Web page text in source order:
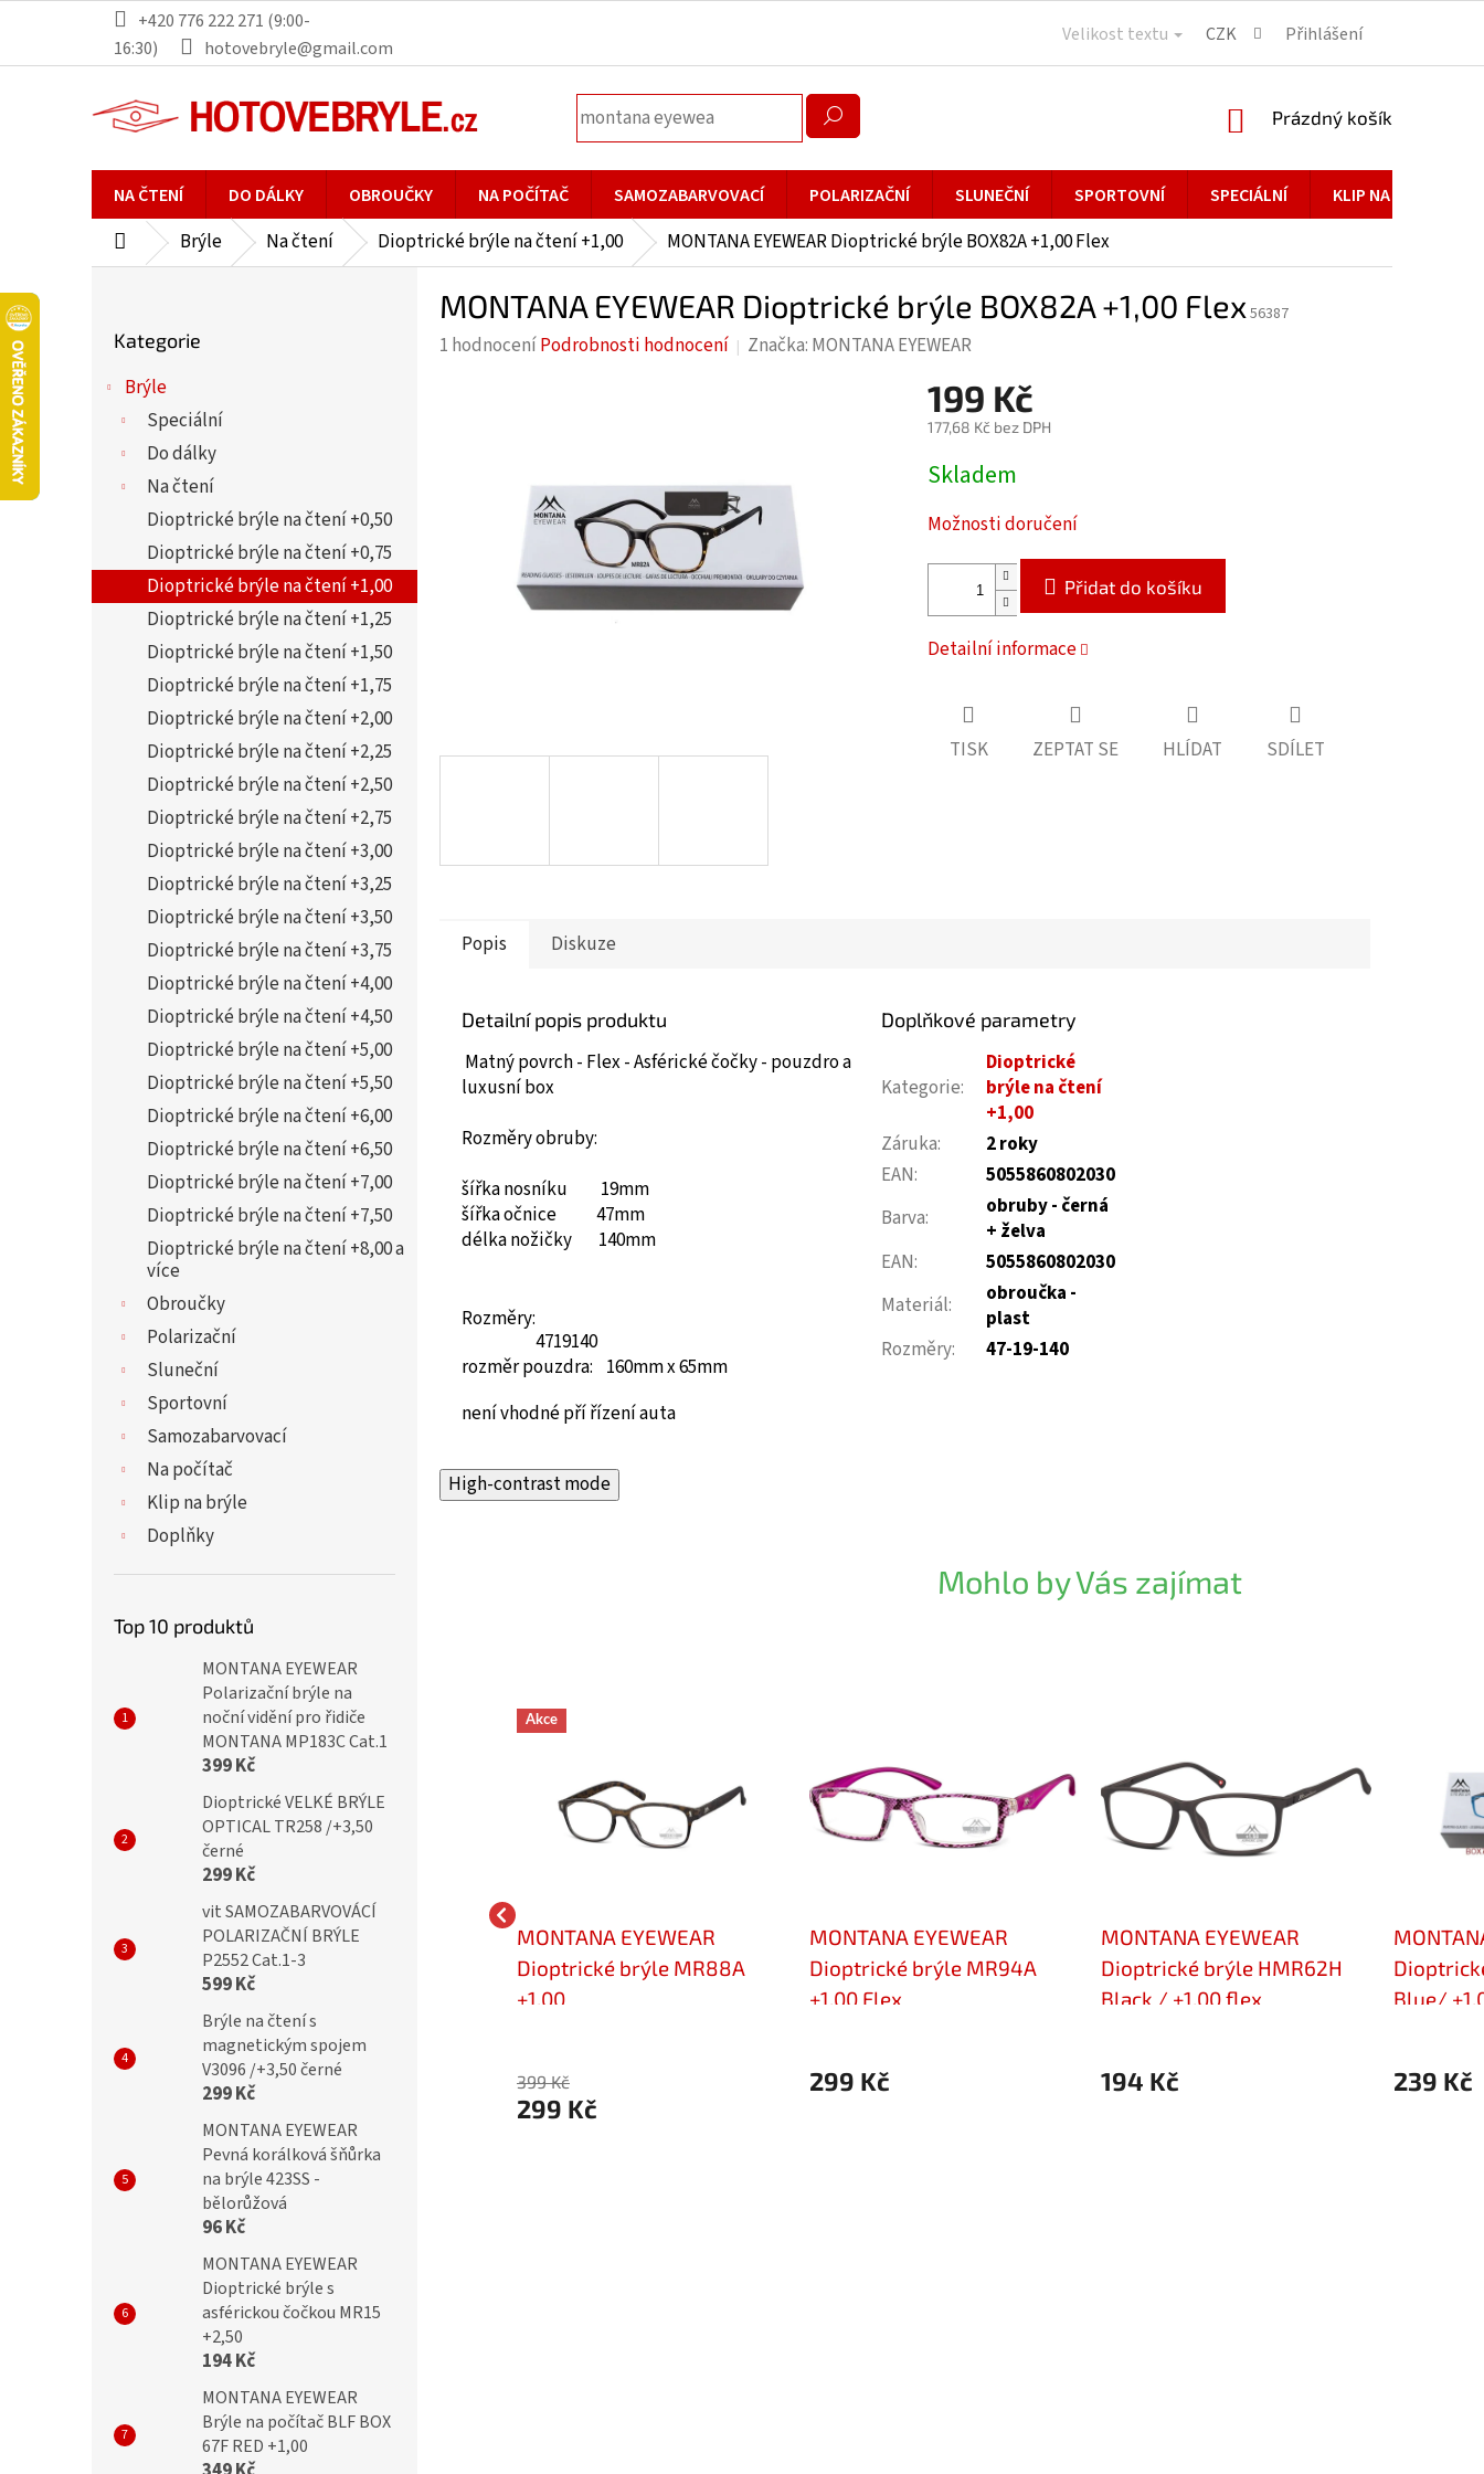
obsah
+420 776 222 271 (9:00-
16:30)
hotovebryle@gmail.com
Velikost textu CZK Přihlášení
NÁKUPNÍ
Prázdný košík
NA ČTENÍ DO DÁLKY OBROUČKY NA POČÍTAČ SAMOZABARVOVACÍ POLARIZAČNÍ SLUNEČNÍ SPORTOVNÍ SPECIÁLNÍ KLIP NA BRÝLE
DomůBrýle Na čtení Dioptrické brýle na čtení +1,00 MONTANA EYEWEAR Dioptrické brýle BOX82A +1,00 Flex
e
kategorie
Kategorie
Brýle
Speciální
Do dálky
Na čtení
Dioptrické brýle na čtení +0,50
Dioptrické brýle na čtení +0,75
Dioptrické brýle na čtení +1,00
Dioptrické brýle na čtení +1,25
Dioptrické brýle na čtení +1,50
Dioptrické brýle na čtení +1,75
Dioptrické brýle na čtení +2,00
Dioptrické brýle na čtení +2,25
Dioptrické brýle na čtení +2,50
Dioptrické brýle na čtení +2,75
Dioptrické brýle na čtení +3,00
Dioptrické brýle na čtení +3,25
Dioptrické brýle na čtení +3,50
Dioptrické brýle na čtení +3,75
Dioptrické brýle na čtení +4,00
Dioptrické brýle na čtení +4,50
Dioptrické brýle na čtení +5,00
Dioptrické brýle na čtení +5,50
Dioptrické brýle na čtení +6,00
Dioptrické brýle na čtení +6,50
Dioptrické brýle na čtení +7,00
Dioptrické brýle na čtení +7,50
Dioptrické brýle na čtení +8,00 a
více
Obroučky
Polarizační
Sluneční
Sportovní
Samozabarvovací
Na počítač
Klip na brýle
Doplňky
Top 10 produktů
MONTANA EYEWEAR
Polarizační brýle na
noční vidění pro řidiče
MONTANA MP183C Cat.1
399 Kč
Dioptrické VELKÉ BRÝLE
OPTICAL TR258 /+3,50
černé
299 Kč
vit SAMOZABARVOVÁCÍ
POLARIZAČNÍ BRÝLE
P2552 Cat.1-3
599 Kč
Brýle na čtení s
magnetickým spojem
V3096 /+3,50 černé
299 Kč
MONTANA EYEWEAR
Pevná korálková šňůrka
na brýle 423SS -
bělorůžová
96 Kč
MONTANA EYEWEAR
Dioptrické brýle s
asférickou čočkou MR15
+2,50
194 Kč
MONTANA EYEWEAR
Brýle na počítač BLF BOX
67F RED +1,00
MONTANA EYEWEAR Dioptrické brýle BOX82A +1,00 Flex 56387
Průměrné
1 hodnoceníPodrobnosti hodnocení Značka: MONTANA EYEWEAR
199 Kč
177,68 Kč bez DPH
Měrná
cena:
Skladem
Možnosti doručení
Přidat do košíku
Detailní informace
TISK ZEPTAT SE HLÍDAT SDÍLET
Popis Diskuze
Detailní popis produktu
Matný povrch - Flex - Asférické čočky - pouzdro a
luxusní box
Rozměry obruby:
šířka nosníku 19mm
šířka očnice 47mm
délka nožičky 140mm
Rozměry:
4719140
rozměr pouzdra: 160mm x 65mm
není vhodné pří řízení auta
Doplňkové parametry
Kategorie:
Dioptrické
brýle na čtení
+1,00
Záruka:
2 roky
EAN:
5055860802030
Barva:
obruby - černá
+ želva
EAN:
5055860802030
Materiál:
obroučka -
plast
Rozměry: 47-19-140
High-contrast mode
Mohlo by Vás zajímat
EYEWEAR
brýle MR88
MONTANA EYEWEAR
Dioptrické brýle BOX82C
+1,00 Flex
199 Kč
Akce
MONTANA EYEWEAR
Dioptrické brýle MR88A
+1,00
399 Kč
299 Kč
MONTANA EYEWEAR
Dioptrické brýle MR94A
+1,00 Flex
299 Kč
MONTANA EYEWEAR
Dioptrické brýle HMR62H
Black / +1,00 flex
194 Kč
Blue/
239 Kč